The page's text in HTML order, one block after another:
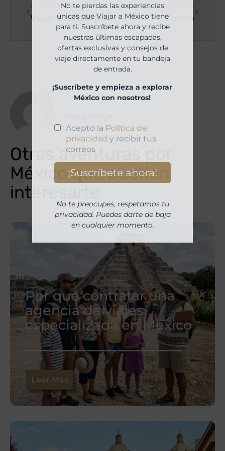
Anterior
Viajar a México por primera vez
Siguiente
Puebla
Otras aventuras por
México que pueden
interesarte
Por qué contratar una
agencia de viajes
especializada en México
Leer Más
No te pierdas las experiencias
únicas que Viajar a México tiene
para ti. Suscríbete ahora y recibe
nuestras últimas escapadas,
ofertas exclusivas y consejos de
viaje directamente en tu bandeja
de entrada.
¡Suscríbete y empieza a explorar
México con nosotros!
No te preocupes, respetamos tu
privacidad. Puedes darte de baja
en cualquier momento.